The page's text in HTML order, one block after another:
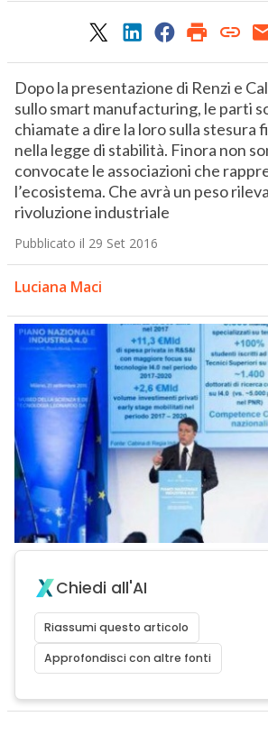
Dopo la presentazione di Renzi e
sullo smart manufacturing, le parti
chiamate a dire la loro sulla stesura
nella legge di stabilità. Finora non
convocate le associazioni che
l’ecosistema. Che avrà un peso
rivoluzione industriale
Pubblicato il 29 Set 2016
Luciana Maci
Chiedi all'AI
Riassumi questo articolo
Approfondisci con altre fonti